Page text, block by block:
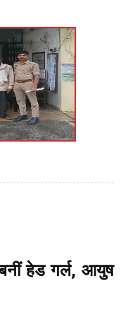
हेड गर्ल, आयुष